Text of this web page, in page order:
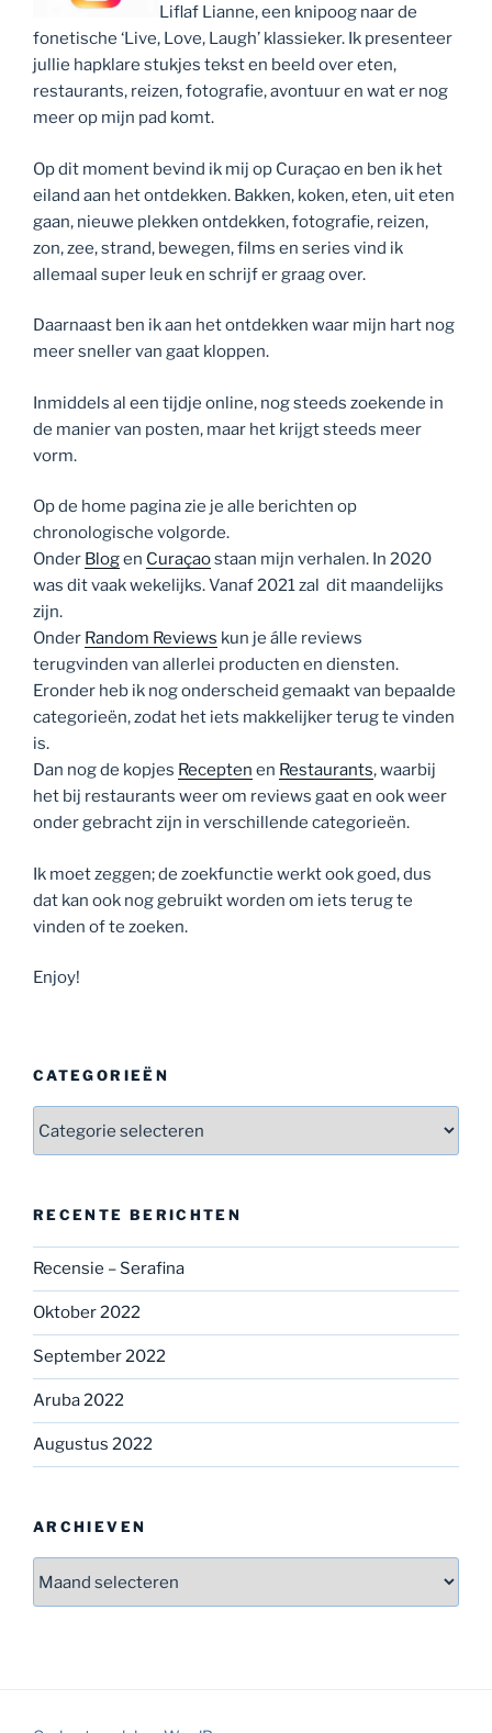
Liflaf Lianne, een knipoog naar de
fonetische ‘Live, Love, Laugh’ klassieker. Ik presenteer
jullie hapklare stukjes tekst en beeld over eten,
restaurants, reizen, fotografie, avontuur en wat er nog
meer op mijn pad komt.
Op dit moment bevind ik mij op Curaçao en ben ik het
eiland aan het ontdekken. Bakken, koken, eten, uit eten
gaan, nieuwe plekken ontdekken, fotografie, reizen,
zon, zee, strand, bewegen, films en series vind ik
allemaal super leuk en schrijf er graag over.
Daarnaast ben ik aan het ontdekken waar mijn hart nog
meer sneller van gaat kloppen.
Inmiddels al een tijdje online, nog steeds zoekende in
de manier van posten, maar het krijgt steeds meer
vorm.
Op de home pagina zie je alle berichten op
chronologische volgorde.
Onder Blogen Curaçaostaan mijn verhalen. In 2020
was dit vaak wekelijks. Vanaf 2021 zal dit maandelijks
zijn.
Onder Random Reviews kun je álle reviews
terugvinden van allerlei producten en diensten.
Eronder heb ik nog onderscheid gemaakt van bepaalde
categorieën, zodat het iets makkelijker terug te vinden
is.
Dan nog de kopjes Recepten en Restaurants, waarbij
het bij restaurants weer om reviews gaat en ook weer
onder gebracht zijn in verschillende categorieën.
Ik moet zeggen; de zoekfunctie werkt ook goed, dus
dat kan ook nog gebruikt worden om iets terug te
vinden of te zoeken.
Enjoy!
CATEGORIEËN
RECENTE BERICHTEN
Recensie – Serafina
Oktober 2022
September 2022
Aruba 2022
Augustus 2022
ARCHIEVEN